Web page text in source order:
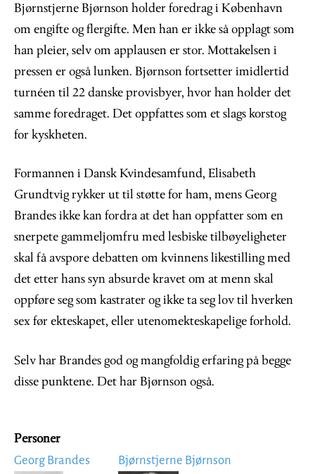
Bjørnstjerne Bjørnson holder foredrag i København
om engifte og flergifte. Men han er ikke så opplagt som
han pleier, selv om applausen er stor. Mottakelsen i
pressen er også lunken. Bjørnson fortsetter imidlertid
turnéen til 22 danske provisbyer, hvor han holder det
samme foredraget. Det oppfattes som et slags korstog
for kyskheten.
Formannen i Dansk Kvindesamfund, Elisabeth
Grundtvig rykker ut til støtte for ham, mens Georg
Brandes ikke kan fordra at det han oppfatter som en
snerpete gammeljomfru med lesbiske tilbøyeligheter
skal få avspore debatten om kvinnens likestilling med
det etter hans syn absurde kravet om at menn skal
oppføre seg som kastrater og ikke ta seg lov til hverken
sex før ekteskapet, eller utenomekteskapelige forhold.
Selv har Brandes god og mangfoldig erfaring på begge
disse punktene. Det har Bjørnson også.
Personer
Georg Brandes
Bjørnstjerne Bjørnson